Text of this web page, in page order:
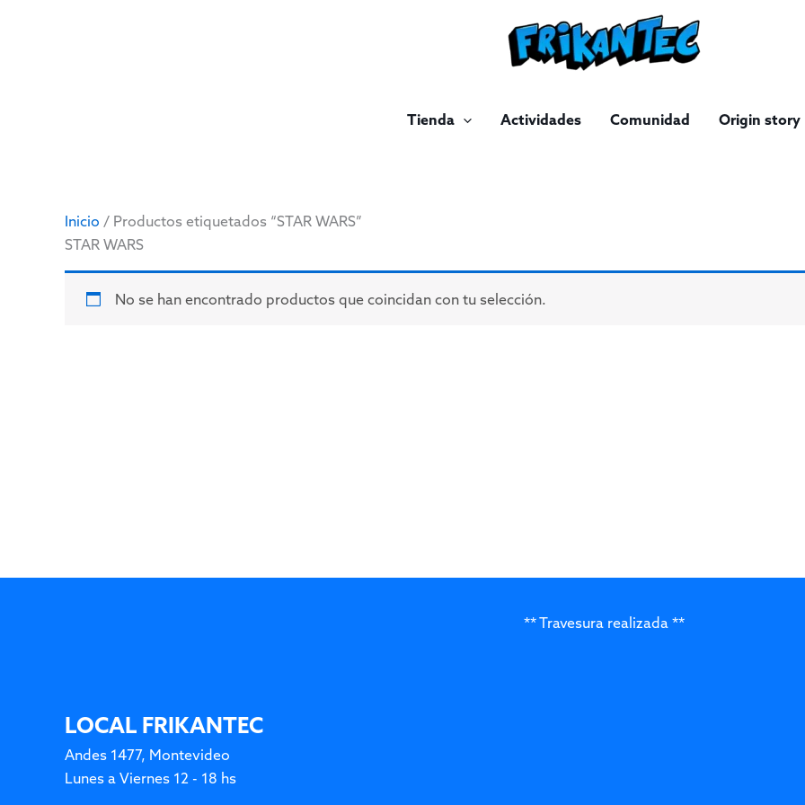
Tienda Actividades Comunidad Origin story
Inicio / Productos etiquetados “STAR WARS”
STAR WARS
No se han encontrado productos que coincidan con tu selección.
** Travesura realizada **
LOCAL FRIKANTEC
Andes 1477, Montevideo
Lunes a Viernes 12 - 18 hs